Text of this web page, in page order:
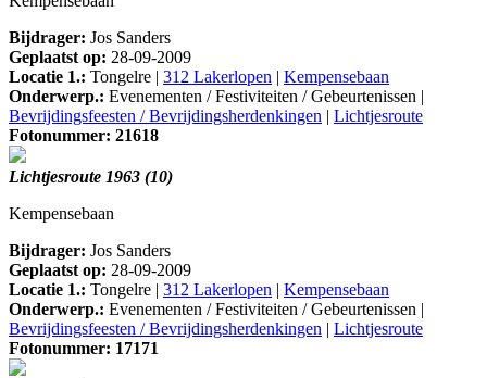
Bijdrager: Jos Sanders
Geplaatst op: 28-09-2009
Locatie 1.: Tongelre | 312 Lakerlopen | Kempensebaan
Onderwerp.: Evenementen / Festiviteiten / Gebeurtenissen |
Bevrijdingsfeesten / Bevrijdingsherdenkingen | Lichtjesroute
Fotonummer: 21618
Lichtjesroute 1963 (10)
Kempensebaan
Bijdrager: Jos Sanders
Geplaatst op: 28-09-2009
Locatie 1.: Tongelre | 312 Lakerlopen | Kempensebaan
Onderwerp.: Evenementen / Festiviteiten / Gebeurtenissen |
Bevrijdingsfeesten / Bevrijdingsherdenkingen | Lichtjesroute
Fotonummer: 17171